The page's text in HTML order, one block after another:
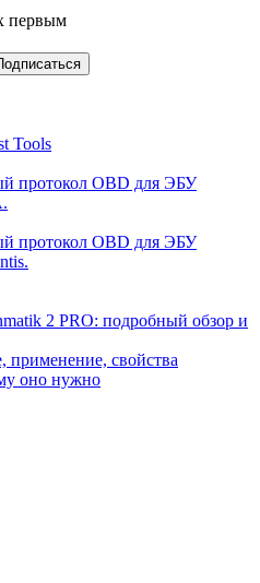
первым
Tools
протокол OBD для ЭБУ
протокол OBD для ЭБУ
2 PRO: подробный обзор и
применение, свойства
оно нужно